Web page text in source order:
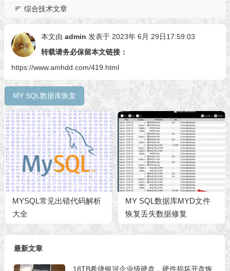
综合技术文章
本文由 admin 发表于 2023年 6月 29日17:59:03
转载请务必保留本文链接：
https://www.amhdd.com/419.html
MY SQL数据库恢复
MYSQL常见出错代码解析
大全
MY SQL数据库MYD文件
恢复丢失数据修复
最新文章
18TB希捷银河企业级硬盘，硬件损坏开盘恢